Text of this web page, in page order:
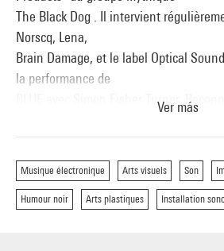
The Black Dog . Il intervient
Norscq, Lena,
Brain Damage, et le label Optical
la performance de
BLUE avec Simon Fisher Turner.
des voix les plus importantes de la
comparé avec Lydia
Lunch, Tricky, Ken Nordine...
Ver más
Musique électronique Arts visuels Son
Humour noir Arts plastiques Installation